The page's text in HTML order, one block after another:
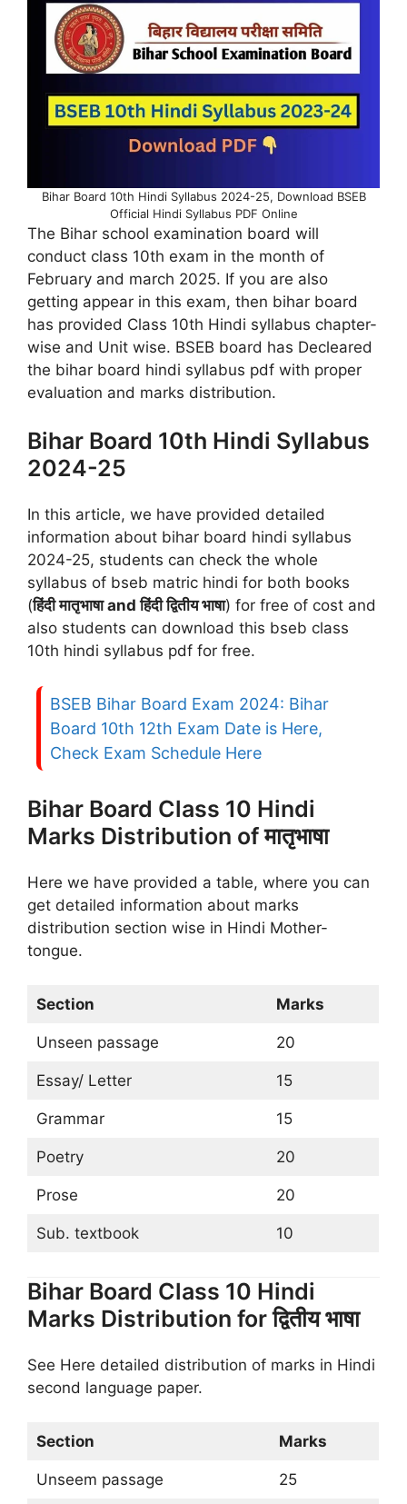
Bihar Board 10th Hindi Syllabus 2024-25, Download BSEB
Official Hindi Syllabus PDF Online
The Bihar school examination board will
conduct class 10th exam in the month of
February and march 2025. If you are also
getting appear in this exam, then bihar board
has provided Class 10th Hindi syllabus chapter-
wise and Unit wise. BSEB board has Decleared
the bihar board hindi syllabus pdf with proper
evaluation and marks distribution.
Bihar Board 10th Hindi Syllabus
2024-25
In this article, we have provided detailed
information about bihar board hindi syllabus
2024-25, students can check the whole
syllabus of bseb matric hindi for both books
(हिंदी मातृभाषा and हिंदी द्वितीय भाषा) for free of cost and
also students can download this bseb class
10th hindi syllabus pdf for free.
BSEB Bihar Board Exam 2024: Bihar
Board 10th 12th Exam Date is Here,
Check Exam Schedule Here
Bihar Board Class 10 Hindi
Marks Distribution of मातृभाषा
Here we have provided a table, where you can
get detailed information about marks
distribution section wise in Hindi Mother-
tongue.
Section Marks
Unseen passage 20
Essay/ Letter 15
Grammar 15
Poetry 20
Prose 20
Sub. textbook 10
Bihar Board Class 10 Hindi
Marks Distribution for द्वितीय भाषा
See Here detailed distribution of marks in Hindi
second language paper.
Section Marks
Unseem passage 25